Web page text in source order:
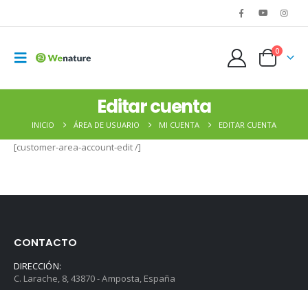
0
Editar cuenta
INICIO ÁREA DE USUARIO MI CUENTA EDITAR CUENTA
[customer-area-account-edit /]
CONTACTO
DIRECCIÓN:
C. Larache, 8, 43870 - Amposta, España